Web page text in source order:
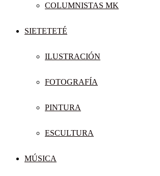
COLUMNISTAS MK
SIETETETÉ
ILUSTRACIÓN
FOTOGRAFÍA
PINTURA
ESCULTURA
MÚSICA